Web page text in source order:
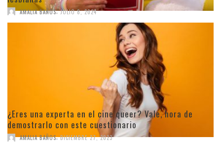
AMALIA BAÑOS, JULIO 8, 2024
¿Eres una experta en el cine queer? Vale, hora de
demostrarlo con este cuestionario
AMALIA BAÑOS, DICIEMBRE 27, 2023